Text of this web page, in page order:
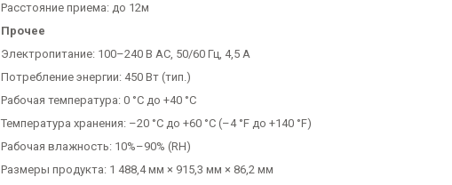
Расстояние приема: до 12м
Прочее
Электропитание: 100–240 В AC, 50/60 Гц, 4,5 А
Потребление энергии: 450 Вт (тип.)
Рабочая температура: 0 °C до +40 °C
Температура хранения: –20 °C до +60 °C (–4 °F до +140 °F)
Рабочая влажность: 10%–90% (RH)
Размеры продукта: 1 488,4 мм × 915,3 мм × 86,2 мм